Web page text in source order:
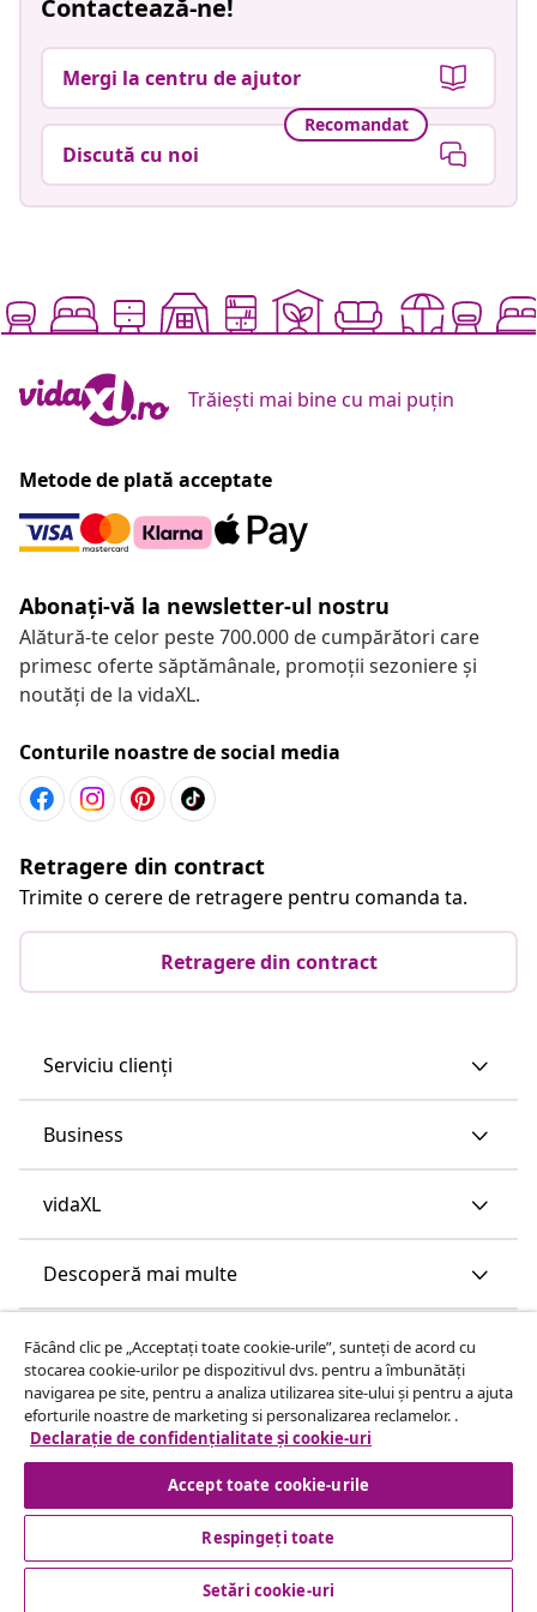
Contactează-ne!
Mergi la centru de ajutor
Recomandat
Discută cu noi
Trăiești mai bine cu mai puțin
Metode de plată acceptate
Abonați-vă la newsletter-ul nostru
Alătură-te celor peste 700.000 de cumpărători care
primesc oferte săptămânale, promoții sezoniere și
noutăți de la vidaXL.
Conturile noastre de social media
Retragere din contract
Trimite o cerere de retragere pentru comanda ta.
Retragere din contract
Serviciu clienți
Business
vidaXL
Descoperă mai multe
Făcând clic pe „Acceptați toate cookie-urile”, sunteți de acord cu
stocarea cookie-urilor pe dispozitivul dvs. pentru a îmbunătăți
navigarea pe site, pentru a analiza utilizarea site-ului și pentru a ajuta
eforturile noastre de marketing si personalizarea reclamelor. .
Declarație de confidențialitate și cookie-uri
Accept toate cookie-urile
Respingeți toate
Setări cookie-uri